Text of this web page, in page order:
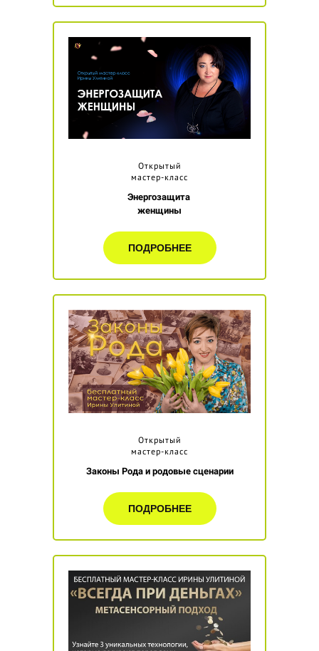
Открытый
мастер-класс
Энергозащита
женщины
ПОДРОБНЕЕ
Открытый
мастер-класс
Законы Рода и родовые сценарии
ПОДРОБНЕЕ